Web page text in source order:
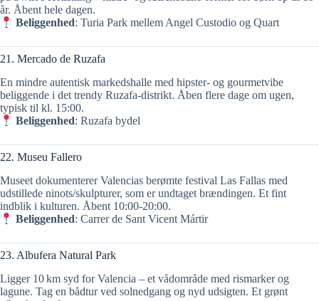
år. Åbent hele dagen.
Beliggenhed: Turia Park mellem Angel Custodio og Quart
21. Mercado de Ruzafa
En mindre autentisk markedshalle med hipster- og gourmetvibe
beliggende i det trendy Ruzafa-distrikt. Åben flere dage om ugen,
typisk til kl. 15:00.
Beliggenhed: Ruzafa bydel
22. Museu Fallero
Museet dokumenterer Valencias berømte festival Las Fallas med
udstillede ninots/skulpturer, som er undtaget brændingen. Et fint
indblik i kulturen. Åbent 10:00‑20:00.
Beliggenhed: Carrer de Sant Vicent Mártir
23. Albufera Natural Park
Ligger 10 km syd for Valencia – et vådområde med rismarker og
lagune. Tag en bådtur ved solnedgang og nyd udsigten. Et grønt